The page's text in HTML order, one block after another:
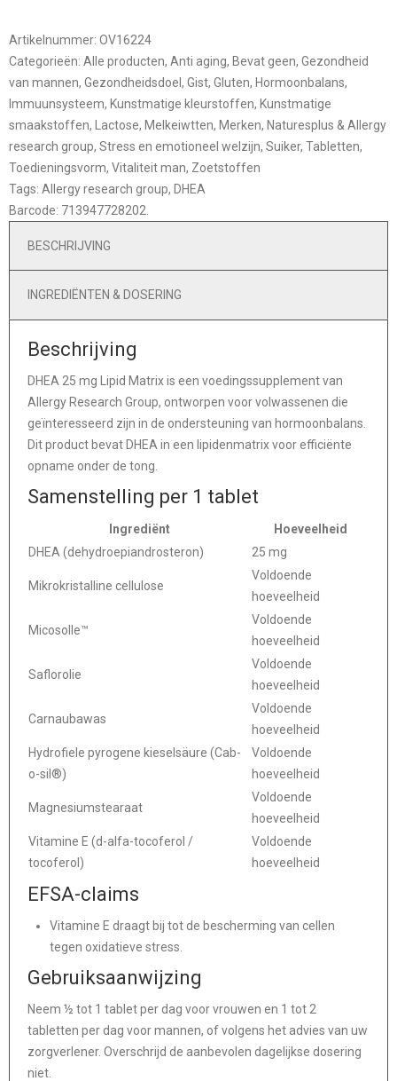
Artikelnummer: OV16224
Categorieën: Alle producten, Anti aging, Bevat geen, Gezondheid
van mannen, Gezondheidsdoel, Gist, Gluten, Hormoonbalans,
Immuunsysteem, Kunstmatige kleurstoffen, Kunstmatige
smaakstoffen, Lactose, Melkeiwtten, Merken, Naturesplus & Allergy
research group, Stress en emotioneel welzijn, Suiker, Tabletten,
Toedieningsvorm, Vitaliteit man, Zoetstoffen
Tags: Allergy research group, DHEA
Barcode: 713947728202
BESCHRIJVING
INGREDIËNTEN & DOSERING
Beschrijving
DHEA 25 mg Lipid Matrix is een voedingssupplement van
Allergy Research Group, ontworpen voor volwassenen die
geïnteresseerd zijn in de ondersteuning van hormoonbalans.
Dit product bevat DHEA in een lipidenmatrix voor efficiënte
opname onder de tong.
Samenstelling per 1 tablet
Ingrediënt
Hoeveelheid
DHEA (dehydroepiandrosteron)
25 mg
Mikrokristalline cellulose
Voldoende
hoeveelheid
Micosolle™
Voldoende
hoeveelheid
Saflorolie
Voldoende
hoeveelheid
Carnaubawas
Voldoende
hoeveelheid
Hydrofiele pyrogene kieselsäure (Cab-
o-sil®)
Voldoende
hoeveelheid
Magnesiumstearaat
Voldoende
hoeveelheid
Vitamine E (d-alfa-tocoferol /
tocoferol)
Voldoende
hoeveelheid
EFSA-claims
Vitamine E draagt bij tot de bescherming van cellen
tegen oxidatieve stress.
Gebruiksaanwijzing
Neem ½ tot 1 tablet per dag voor vrouwen en 1 tot 2
tabletten per dag voor mannen, of volgens het advies van uw
zorgverlener. Overschrijd de aanbevolen dagelijkse dosering
niet.